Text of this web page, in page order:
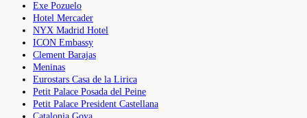
Exe Pozuelo
Hotel Mercader
NYX Madrid Hotel
ICON Embassy
Clement Barajas
Meninas
Eurostars Casa de la Lirica
Petit Palace Posada del Peine
Petit Palace President Castellana